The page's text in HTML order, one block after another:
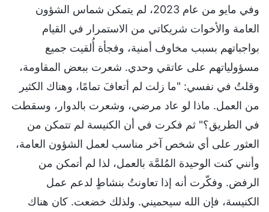
وفي مايو من عام 2023، لم يتمكن شماس الشؤون
العامة والأخوات شريكاتي من الاستمرار في القيام
بواجباتهم بسبب مخاوف أمنية، وفجأة أُلقيت جميع
مسؤولياتهم على عاتقي وحدي. شعرت ببعض المقاومة،
وقلتُ في نفسي: "ما زلت لم أتعافَ تمامًا، وهناك الكثير
من العمل. ماذا لو عاد مرضي، وشعرت بالدوار، وسقطت
في الطريق؟" ثم فكرت في أن الكنيسة لم تتمكن من
العثور على أي شخص آخر مناسب لعمل الشؤون العامة،
وأنني كنت الوحيدة المُلمَّة بالعمل، لذا لم أتمكن من
الرفض. وفكّرت أنه إذا تعاونتُ بنشاطٍ لدعم عمل
الكنيسة، فإن الله سيحميني. ولذلك خضعت. كان هناك